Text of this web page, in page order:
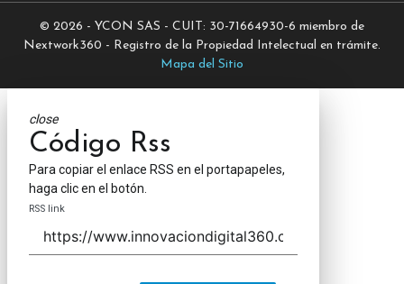
© 2026 - YCON SAS - CUIT: 30-71664930-6 miembro de
Nextwork360 - Registro de la Propiedad Intelectual en trámite.
Mapa del Sitio
close
Código Rss
Para copiar el enlace RSS en el portapapeles,
haga clic en el botón.
RSS link